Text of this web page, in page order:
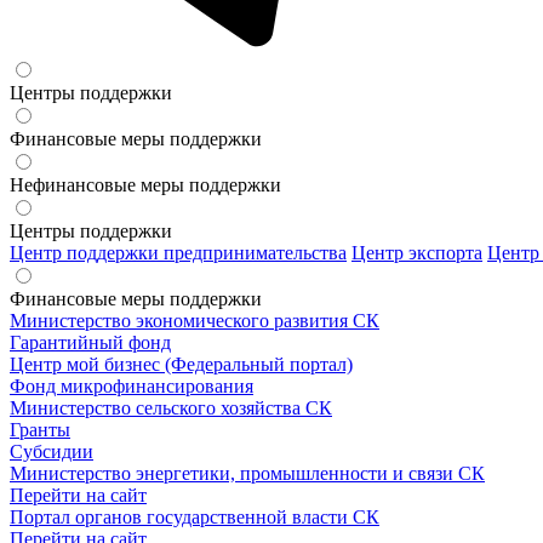
Центры поддержки
Финансовые меры поддержки
Нефинансовые меры поддержки
Центры поддержки
Центр поддержки предпринимательства Центр экспорта
Финансовые меры поддержки
Министерство экономического развития СК
Гарантийный фонд
Центр мой бизнес (Федеральный портал)
Фонд микрофинансирования
Министерство сельского хозяйства СК
Гранты
Субсидии
Министерство энергетики, промышленности и связи СК
Перейти на сайт
Портал органов государственной власти СК
Перейти на сайт